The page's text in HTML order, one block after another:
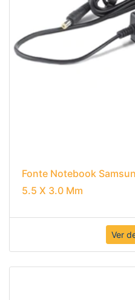
Fonte Notebook
5.5 X 3.0 Mm
Ver